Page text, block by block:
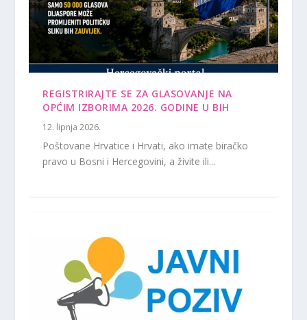
REGISTRIRAJTE SE ZA GLASOVANJE NA
OPĆIM IZBORIMA 2026. GODINE U BIH
12. lipnja 2026.
Poštovane Hrvatice i Hrvati, ako imate biračko
pravo u Bosni i Hercegovini, a živite ili...